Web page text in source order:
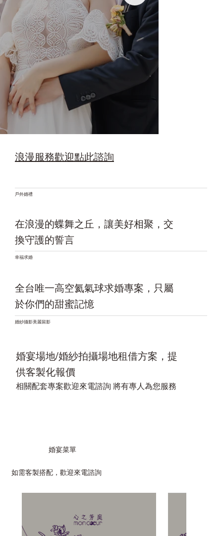
​浪漫服務歡迎點此諮詢
​戶外婚禮
​在浪漫的蝶舞之丘，讓美好相聚，交
換守護的誓言
幸福求婚
全台唯一高空氦氣球求婚專案，只屬
於你們的甜蜜記憶
婚紗攝影美麗留影
婚宴場地/婚紗拍攝場地租借方案，提
供客製化報價
相關配套專案歡迎來電諮詢 將有專人為您服務
​婚宴菜單
​如需客製搭配，歡迎來電諮詢